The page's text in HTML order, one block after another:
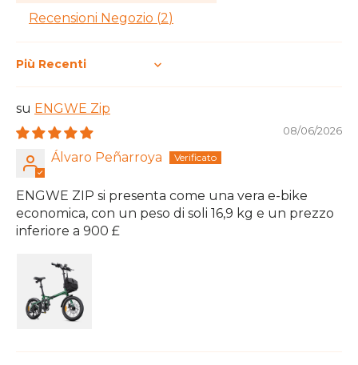
Recensioni Negozio (2)
Sort by
ENGWE Zip
08/06/2026
Álvaro Peñarroya
ENGWE ZIP si presenta come una vera e-bike
economica, con un peso di soli 16,9 kg e un prezzo
inferiore a 900 £